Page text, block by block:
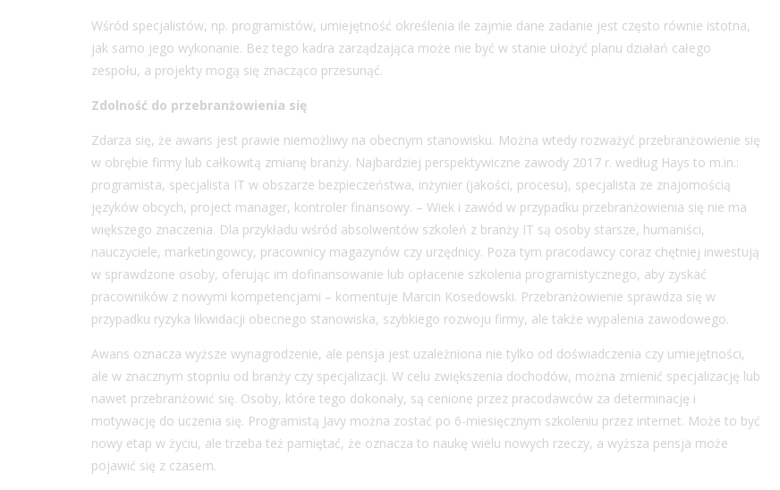
Wśród specjalistów, np. programistów, umiejętność określenia ile zajmie dane zadanie jest często równie istotna,
jak samo jego wykonanie. Bez tego kadra zarządzająca może nie być w stanie ułożyć planu działań całego
zespołu, a projekty mogą się znacząco przesunąć.
Zdolność do przebranżowienia się
Zdarza się, że awans jest prawie niemożliwy na obecnym stanowisku. Można wtedy rozważyć przebranżowienie się
w obrębie firmy lub całkowitą zmianę branży. Najbardziej perspektywiczne zawody 2017 r. według Hays to m.in.:
programista, specjalista IT w obszarze bezpieczeństwa, inżynier (jakości, procesu), specjalista ze znajomością
języków obcych, project manager, kontroler finansowy. – Wiek i zawód w przypadku przebranżowienia się nie ma
większego znaczenia. Dla przykładu wśród absolwentów szkoleń z branży IT są osoby starsze, humaniści,
nauczyciele, marketingowcy, pracownicy magazynów czy urzędnicy. Poza tym pracodawcy coraz chętniej inwestują
w sprawdzone osoby, oferując im dofinansowanie lub opłacenie szkolenia programistycznego, aby zyskać
pracowników z nowymi kompetencjami – komentuje Marcin Kosedowski. Przebranżowienie sprawdza się w
przypadku ryzyka likwidacji obecnego stanowiska, szybkiego rozwoju firmy, ale także wypalenia zawodowego.
Awans oznacza wyższe wynagrodzenie, ale pensja jest uzależniona nie tylko od doświadczenia czy umiejętności,
ale w znacznym stopniu od branży czy specjalizacji. W celu zwiększenia dochodów, można zmienić specjalizację lub
nawet przebranżowić się. Osoby, które tego dokonały, są cenione przez pracodawców za determinację i
motywację do uczenia się. Programistą Javy można zostać po 6-miesięcznym szkoleniu przez internet. Może to być
nowy etap w życiu, ale trzeba też pamiętać, że oznacza to naukę wielu nowych rzeczy, a wyższa pensja może
pojawić się z czasem.